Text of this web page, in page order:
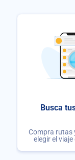
Busca
Compra rutas
elegir el